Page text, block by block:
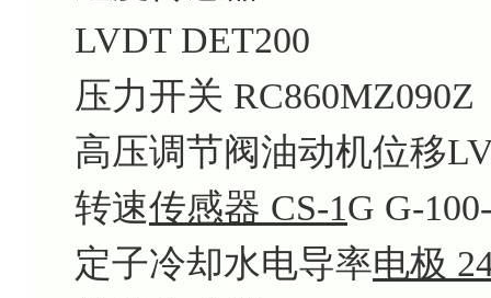
LVDT DET200
压力开关 RC860MZ090Z
高压调节阀油动机位移
转速传感器 CS-1G G-
定子冷却水电导率电极